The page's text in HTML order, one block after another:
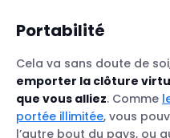
Portabilité
Cela va sans doute de
emporter la clôture
que vous alliez. Comme
portée illimitée, vous
l’autre bout du pays, ou